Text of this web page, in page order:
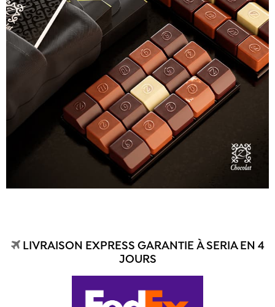
LIVRAISON EXPRESS GARANTIE À SERIA EN 4
JOURS